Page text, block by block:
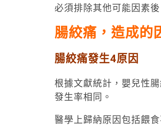
必須排除其他可能因素
腸絞痛，造成的
腸絞痛發生4原因
根據文獻統計，嬰兒性
發生率相同。
醫學上歸納原因包括餵